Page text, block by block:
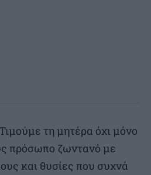
τη μητέρα όχι μόνο
πρόσωπο ζωντανό με
και θυσίες που συχνά